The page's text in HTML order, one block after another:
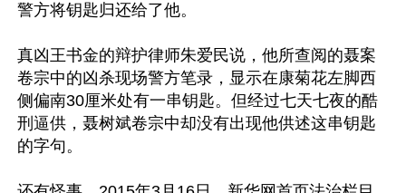
警方将钥匙归还给了他。
真凶王书金的辩护律师朱爱民说，他所查阅的聂案
卷宗中的凶杀现场警方笔录，显示在康菊花左脚西
侧偏南30厘米处有一串钥匙。但经过七天七夜的酷
刑逼供，聂树斌卷宗中却没有出现他供述这串钥匙
的字句。